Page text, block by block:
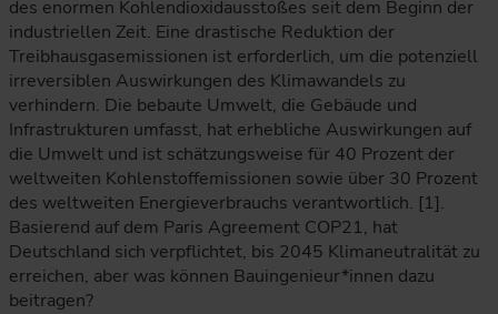
des enormen Kohlendioxidausstoßes seit dem Beginn der
industriellen Zeit. Eine drastische Reduktion der
Treibhausgasemissionen ist erforderlich, um die potenziell
irreversiblen Auswirkungen des Klimawandels zu
verhindern. Die bebaute Umwelt, die Gebäude und
Infrastrukturen umfasst, hat erhebliche Auswirkungen auf
die Umwelt und ist schätzungsweise für 40 Prozent der
weltweiten Kohlenstoffemissionen sowie über 30 Prozent
des weltweiten Energieverbrauchs verantwortlich. [1].
Basierend auf dem Paris Agreement COP21, hat
Deutschland sich verpflichtet, bis 2045 Klimaneutralität zu
erreichen, aber was können Bauingenieur*innen dazu
beitragen?